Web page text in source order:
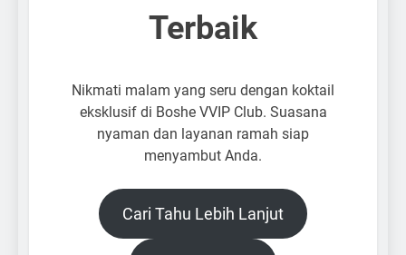
Terbaik
Nikmati malam yang seru dengan koktail
eksklusif di Boshe VVIP Club. Suasana
nyaman dan layanan ramah siap
menyambut Anda.
Cari Tahu Lebih Lanjut